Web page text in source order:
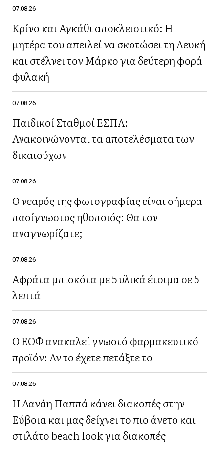
07.08.26
Κρίνο και Αγκάθι αποκλειστικό: Η
μητέρα του απειλεί να σκοτώσει τη Λευκή
και στέλνει τον Μάρκο για δεύτερη φορά
φυλακή
07.08.26
Παιδικοί Σταθμοί ΕΣΠΑ:
Ανακοινώνονται τα αποτελέσματα των
δικαιούχων
07.08.26
Ο νεαρός της φωτογραφίας είναι σήμερα
πασίγνωστος ηθοποιός: Θα τον
αναγνωρίζατε;
07.08.26
Αφράτα μπισκότα με 5 υλικά έτοιμα σε 5
λεπτά
07.08.26
Ο ΕΟΦ ανακαλεί γνωστό φαρμακευτικό
προϊόν: Αν το έχετε πετάξτε το
07.08.26
Η Δανάη Παππά κάνει διακοπές στην
Εύβοια και μας δείχνει το πιο άνετο και
στιλάτο beach look για διακοπές